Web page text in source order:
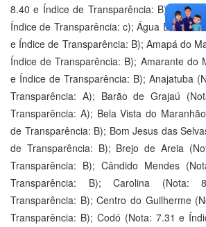
8.40 e Índice de Transparência: B); Afonso
Índice de Transparência: c); Água Doce do
e Índice de Transparência: B); Amapá do
Índice de Transparência: B); Amarante do
e Índice de Transparência: B); Anajatuba
Transparência: A); Barão de Grajaú
Transparência: A); Bela Vista do
de Transparência: B); Bom Jesus das
de Transparência: B); Brejo de Areia
Transparência: B); Cândido Mendes
Transparência: B); Carolina
Transparência: B); Centro do Guilherme
Transparência: B); Codó (Nota: 7.31 e